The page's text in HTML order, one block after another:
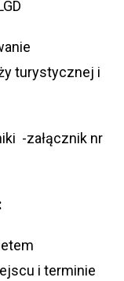
turystycznej i
-załącznik nr
i terminie